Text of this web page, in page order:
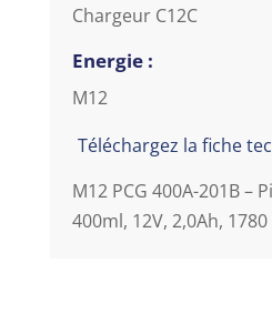
Chargeur C12C
Energie :
M12
Téléchargez la fiche
M12 PCG 400A-201B –
400ml, 12V, 2,0Ah,